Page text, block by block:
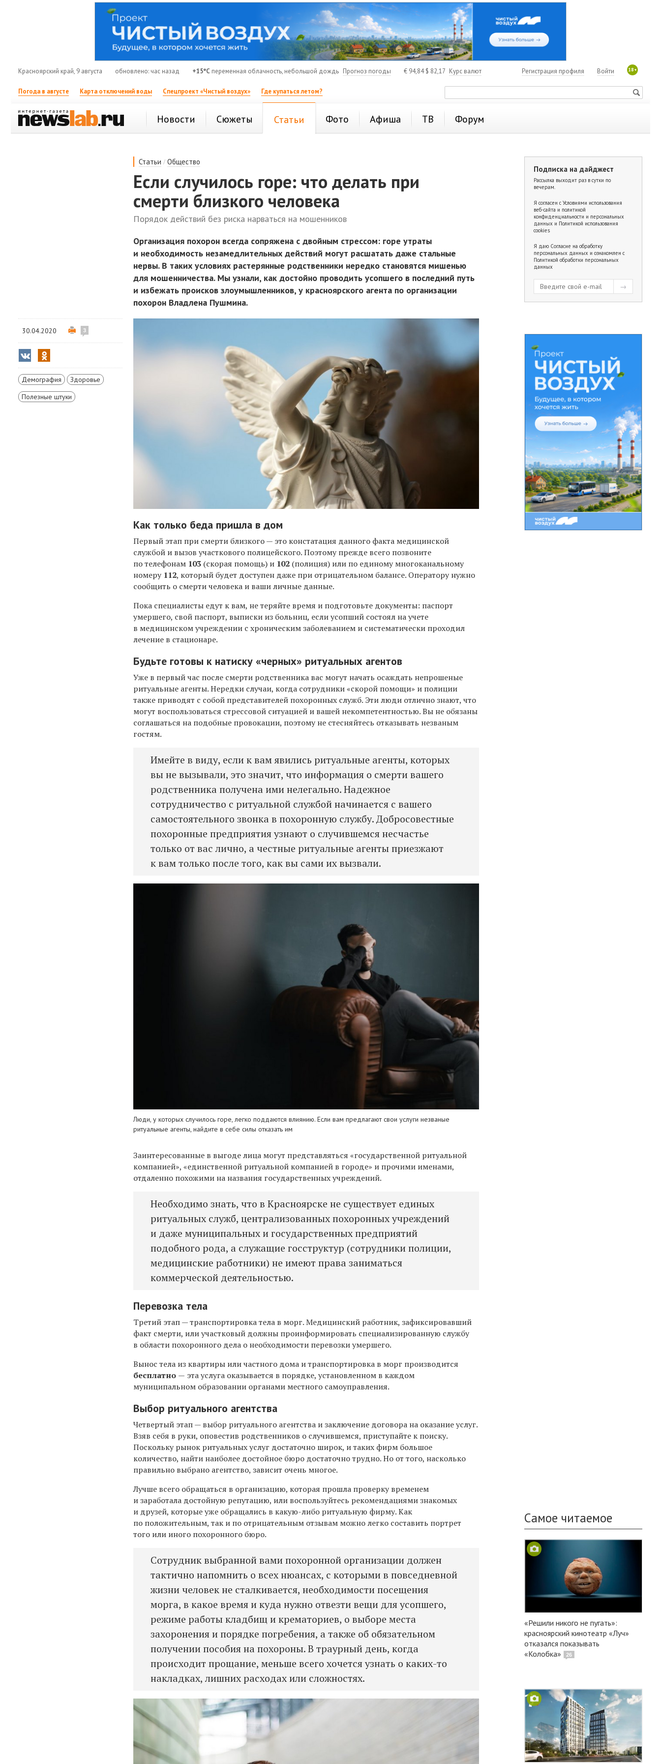
Красноярский край, 9 августа обновлено: час назад +15°C переменная облачность, небольшой дождь Прогноз погоды € 94,84$ 82,17 Курс валют 18+
Войти
Регистрация профиля
Погода в августе Карта отключений воды Спецпроект «Чистый воздух» Где купаться летом?
Новости Сюжеты Статьи Фото Афиша ТВ Форум
Статьи /Общество
Если случилось горе: что делать при
смерти близкого человека
Порядок действий без риска нарваться на мошенников
Организация похорон всегда сопряжена с двойным стрессом: горе утраты
и необходимость незамедлительных действий могут расшатать даже стальные
нервы. В таких условиях растерянные родственники нередко становятся мишенью
для мошенничества. Мы узнали, как достойно проводить усопшего в последний путь
и избежать происков злоумышленников, у красноярского агента по организации
похорон Владлена Пушмина.
30.04.2020 3
Демография
Здоровье
Полезные штуки
Как только беда пришла в дом
Первый этап при смерти близкого — это констатация данного факта медицинской
службой и вызов участкового полицейского. Поэтому прежде всего позвоните
по телефонам 103 (скорая помощь) и 102 (полиция) или по единому многоканальному
номеру 112, который будет доступен даже при отрицательном балансе. Оператору нужно
сообщить о смерти человека и ваши личные данные.
Пока специалисты едут к вам, не теряйте время и подготовьте документы: паспорт
умершего, свой паспорт, выписки из больниц, если усопший состоял на учете
в медицинском учреждении с хроническим заболеванием и систематически проходил
лечение в стационаре.
Будьте готовы к натиску «черных» ритуальных агентов
Уже в первый час после смерти родственника вас могут начать осаждать непрошеные
ритуальные агенты. Нередки случаи, когда сотрудники «скорой помощи» и полиции
также приводят с собой представителей похоронных служб. Эти люди отлично знают, что
могут воспользоваться стрессовой ситуацией и вашей некомпетентностью. Вы не обязаны
соглашаться на подобные провокации, поэтому не стесняйтесь отказывать незваным
гостям.
Имейте в виду, если к вам явились ритуальные агенты, которых
вы не вызывали, это значит, что информация о смерти вашего
родственника получена ими нелегально. Надежное
сотрудничество с ритуальной службой начинается с вашего
самостоятельного звонка в похоронную службу. Добросовестные
похоронные предприятия узнают о случившемся несчастье
только от вас лично, а честные ритуальные агенты приезжают
к вам только после того, как вы сами их вызвали.
Люди, у которых случилось горе, легко поддаются влиянию. Если вам предлагают свои услуги незваные
ритуальные агенты, найдите в себе силы отказать им
Заинтересованные в выгоде лица могут представляться «государственной ритуальной
компанией», «единственной ритуальной компанией в городе» и прочими именами,
отдаленно похожими на названия государственных учреждений.
Необходимо знать, что в Красноярске не существует единых
ритуальных служб, централизованных похоронных учреждений
и даже муниципальных и государственных предприятий
подобного рода, а служащие госструктур (сотрудники полиции,
медицинские работники) не имеют права заниматься
коммерческой деятельностью.
Перевозка тела
Третий этап — транспортировка тела в морг. Медицинский работник, зафиксировавший
факт смерти, или участковый должны проинформировать специализированную службу
в области похоронного дела о необходимости перевозки умершего.
Вынос тела из квартиры или частного дома и транспортировка в морг производится
бесплатно — эта услуга оказывается в порядке, установленном в каждом
муниципальном образовании органами местного самоуправления.
Выбор ритуального агентства
Четвертый этап — выбор ритуального агентства и заключение договора на оказание услуг.
Взяв себя в руки, оповестив родственников о случившемся, приступайте к поиску.
Поскольку рынок ритуальных услуг достаточно широк, и таких фирм большое
количество, найти наиболее достойное бюро достаточно трудно. Но от того, насколько
правильно выбрано агентство, зависит очень многое.
Лучше всего обращаться в организацию, которая прошла проверку временем
и заработала достойную репутацию, или воспользуйтесь рекомендациями знакомых
и друзей, которые уже обращались в какую-либо ритуальную фирму. Как
по положительным, так и по отрицательным отзывам можно легко составить портрет
того или иного похоронного бюро.
Сотрудник выбранной вами похоронной организации должен
тактично напомнить о всех нюансах, с которыми в повседневной
жизни человек не сталкивается, необходимости посещения
морга, в какое время и куда нужно отвезти вещи для усопшего,
режиме работы кладбищ и крематориев, о выборе места
захоронения и порядке погребения, а также об обязательном
получении пособия на похороны. В траурный день, когда
происходит прощание, меньше всего хочется узнать о каких-то
накладках, лишних расходах или сложностях.
Подписка на дайджест
Рассылка выходит раз в сутки по
вечерам.
Я согласен с Условиями использования
веб-сайта и политикой
конфиденциальности и персональных
данных и Политикой использования
cookies
Я даю Согласие на обработку
персональных данных и ознакомлен с
Политикой обработки персональных
данных
Самое читаемое
«Решили никого не пугать»:
красноярский кинотеатр «Луч»
отказался показывать
«Колобка»
26